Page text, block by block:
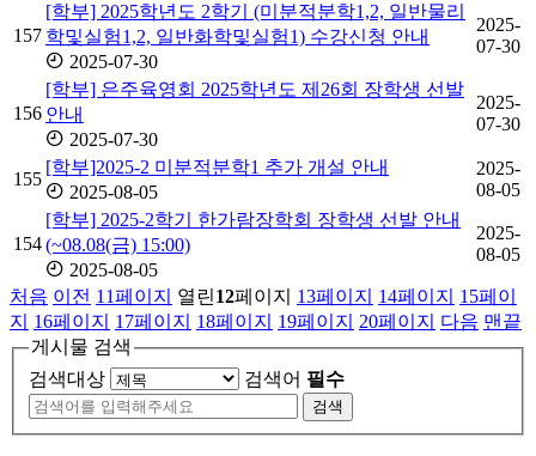
157
[학부] 2025학년도 2학기 (미분적분학1,2, 일반물리
학및실험1,2, 일반화학및실험1) 수강신청 안내
2025-07-30
2025-
07-30
156
[학부] 은주육영회 2025학년도 제26회 장학생 선발
안내
2025-07-30
2025-
07-30
155
[학부]2025-2 미분적분학1 추가 개설 안내
2025-08-05
2025-
08-05
154
[학부] 2025-2학기 한가람장학회 장학생 선발 안내
(~08.08(금) 15:00)
2025-08-05
2025-
08-05
처음 이전 11페이지 열린12페이지 13페이지 14페이지 15페이
지
16페이지 17페이지 18페이지 19페이지 20페이지 다음 맨끝
게시물 검색
검색대상
검색어 필수
검색